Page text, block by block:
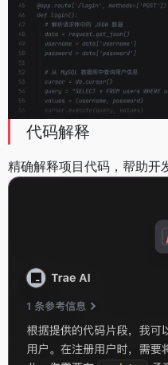
代码解释
精确解释项目代码，帮助开